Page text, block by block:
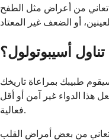
تعاني من أعراض مثل الطفح
أسيبوتولول؟
طبيبك بمراعاة تاريخك
هذا الدواء غير آمن أو أقل
فعالية.
تعاني من بعض أمراض القلب